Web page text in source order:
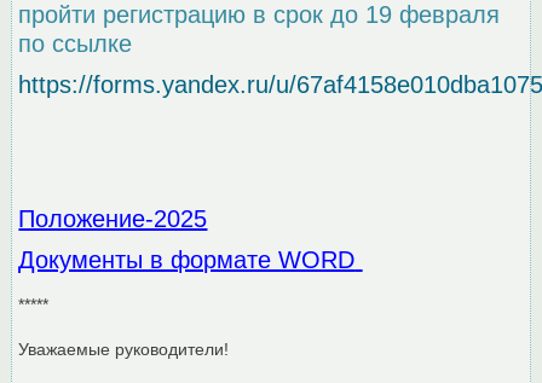
пройти регистрацию в срок до 19 февраля
по ссылке
https://forms.yandex.ru/u/
Положение-2025
Документы в формате WORD
*****
Уважаемые руководители!